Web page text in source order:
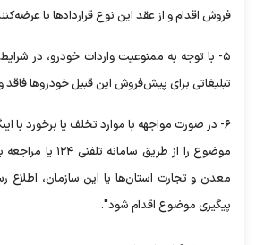
فروش اقدام و از عقد این نوع قراردادها با
۵- با توجه به ممنوعیت واردات خودرو، در
تبلیغاتی برای پیش‌فروش این قبیل خودروها
۶- در صورت مواجهه با موارد تخلف یا برخورد با
موضوع را از طریق
معدن و تجارت استان‌ها یا این سازمان، اطلاع
پیگیری موضوع اقدام شود".